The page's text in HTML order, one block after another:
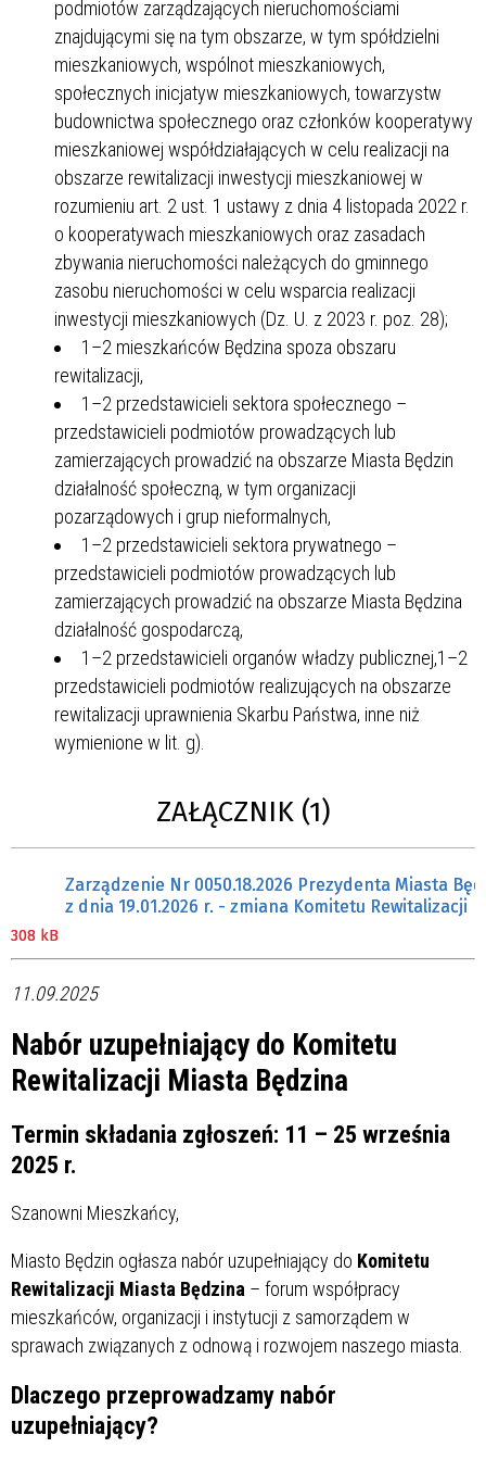
podmiotów zarządzających nieruchomościami
znajdującymi się na tym obszarze, w tym spółdzielni
mieszkaniowych, wspólnot mieszkaniowych,
społecznych inicjatyw mieszkaniowych, towarzystw
budownictwa społecznego oraz członków kooperatywy
mieszkaniowej współdziałających w celu realizacji na
obszarze rewitalizacji inwestycji mieszkaniowej w
rozumieniu art. 2 ust. 1 ustawy z dnia 4 listopada 2022 r.
o kooperatywach mieszkaniowych oraz zasadach
zbywania nieruchomości należących do gminnego
zasobu nieruchomości w celu wsparcia realizacji
inwestycji mieszkaniowych (Dz. U. z 2023 r. poz. 28);
1–2 mieszkańców Będzina spoza obszaru
rewitalizacji,
1–2 przedstawicieli sektora społecznego –
przedstawicieli podmiotów prowadzących lub
zamierzających prowadzić na obszarze Miasta Będzin
działalność społeczną, w tym organizacji
pozarządowych i grup nieformalnych,
1–2 przedstawicieli sektora prywatnego –
przedstawicieli podmiotów prowadzących lub
zamierzających prowadzić na obszarze Miasta Będzina
działalność gospodarczą,
1–2 przedstawicieli organów władzy publicznej,1–2
przedstawicieli podmiotów realizujących na obszarze
rewitalizacji uprawnienia Skarbu Państwa, inne niż
wymienione w lit. g).
ZAŁĄCZNIK (1)
Zarządzenie Nr 0050.18.2026 Prezydenta Miasta
z dnia 19.01.2026 r. - zmiana Komitetu Rewitalizacji
308 kB
11.09.2025
Nabór uzupełniający do Komitetu
Rewitalizacji Miasta Będzina
Termin składania zgłoszeń: 11 – 25 września
2025 r.
Szanowni Mieszkańcy,
Miasto Będzin ogłasza nabór uzupełniający do Komitetu
Rewitalizacji Miasta Będzina – forum współpracy
mieszkańców, organizacji i instytucji z samorządem w
sprawach związanych z odnową i rozwojem naszego miasta.
Dlaczego przeprowadzamy nabór
uzupełniający?